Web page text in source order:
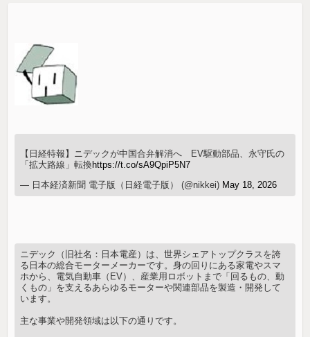
【日経特報】ニデックが中国合弁解消へ EV駆動部品、永守氏の
「拡大路線」転換 https://t.co/sA9QpiP5N7
— 日本経済新聞 電子版（日経電子版） (@nikkei) May 18, 2026
ニデック（旧社名：日本電産）は、世界シェアトップクラスを誇
る日本の総合モーターメーカーです。身の回りにある家電やスマ
ホから、電気自動車（EV）、産業用ロボットまで「回るもの、動
くもの」を支えるあらゆるモーターや関連部品を製造・開発して
います。
主な事業や開発領域は以下の通りです。